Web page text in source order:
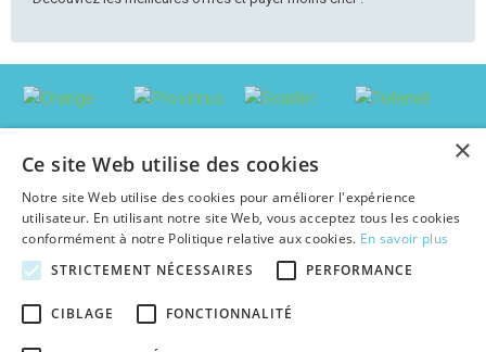
Belgique, au meilleur prix c'est facile !
×
Ce site Web utilise des cookies
Notre site Web utilise des cookies pour améliorer l'expérience
utilisateur. En utilisant notre site Web, vous acceptez tous les cookies
conformément à notre Politique relative aux cookies. En savoir plus
STRICTEMENT NÉCESSAIRES
PERFORMANCE
CIBLAGE FONCTIONNALITÉ